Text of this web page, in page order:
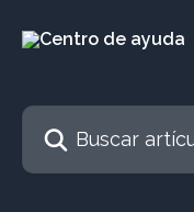
Buscar artículos...